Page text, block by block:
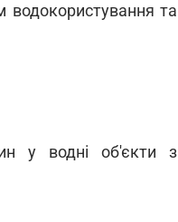
водокористування та
у водні об'єкти з